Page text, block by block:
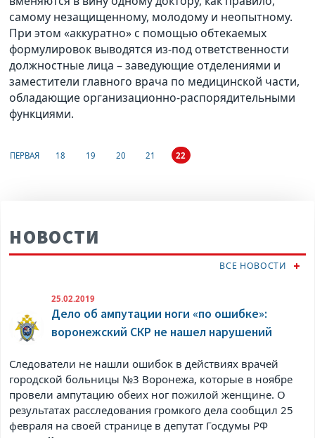
самому незащищенному, молодому и неопытному.
При этом «аккуратно» с помощью обтекаемых
формулировок выводятся из-под ответственности
должностные лица – заведующие отделениями и
заместители главного врача по медицинской части,
обладающие организационно-распорядительными
функциями.
ПЕРВАЯ 18 19 20 21 22
НОВОСТИ
ВСЕ НОВОСТИ
25.02.2019
Дело об ампутации ноги «по ошибке»:
воронежский СКР не нашел нарушений
Следователи не нашли ошибок в действиях врачей
городской больницы №3 Воронежа, которые в ноябре
провели ампутацию обеих ног пожилой женщине. О
результатах расследования громкого дела сообщил 25
февраля на своей странице вдепутат Госдумы РФ